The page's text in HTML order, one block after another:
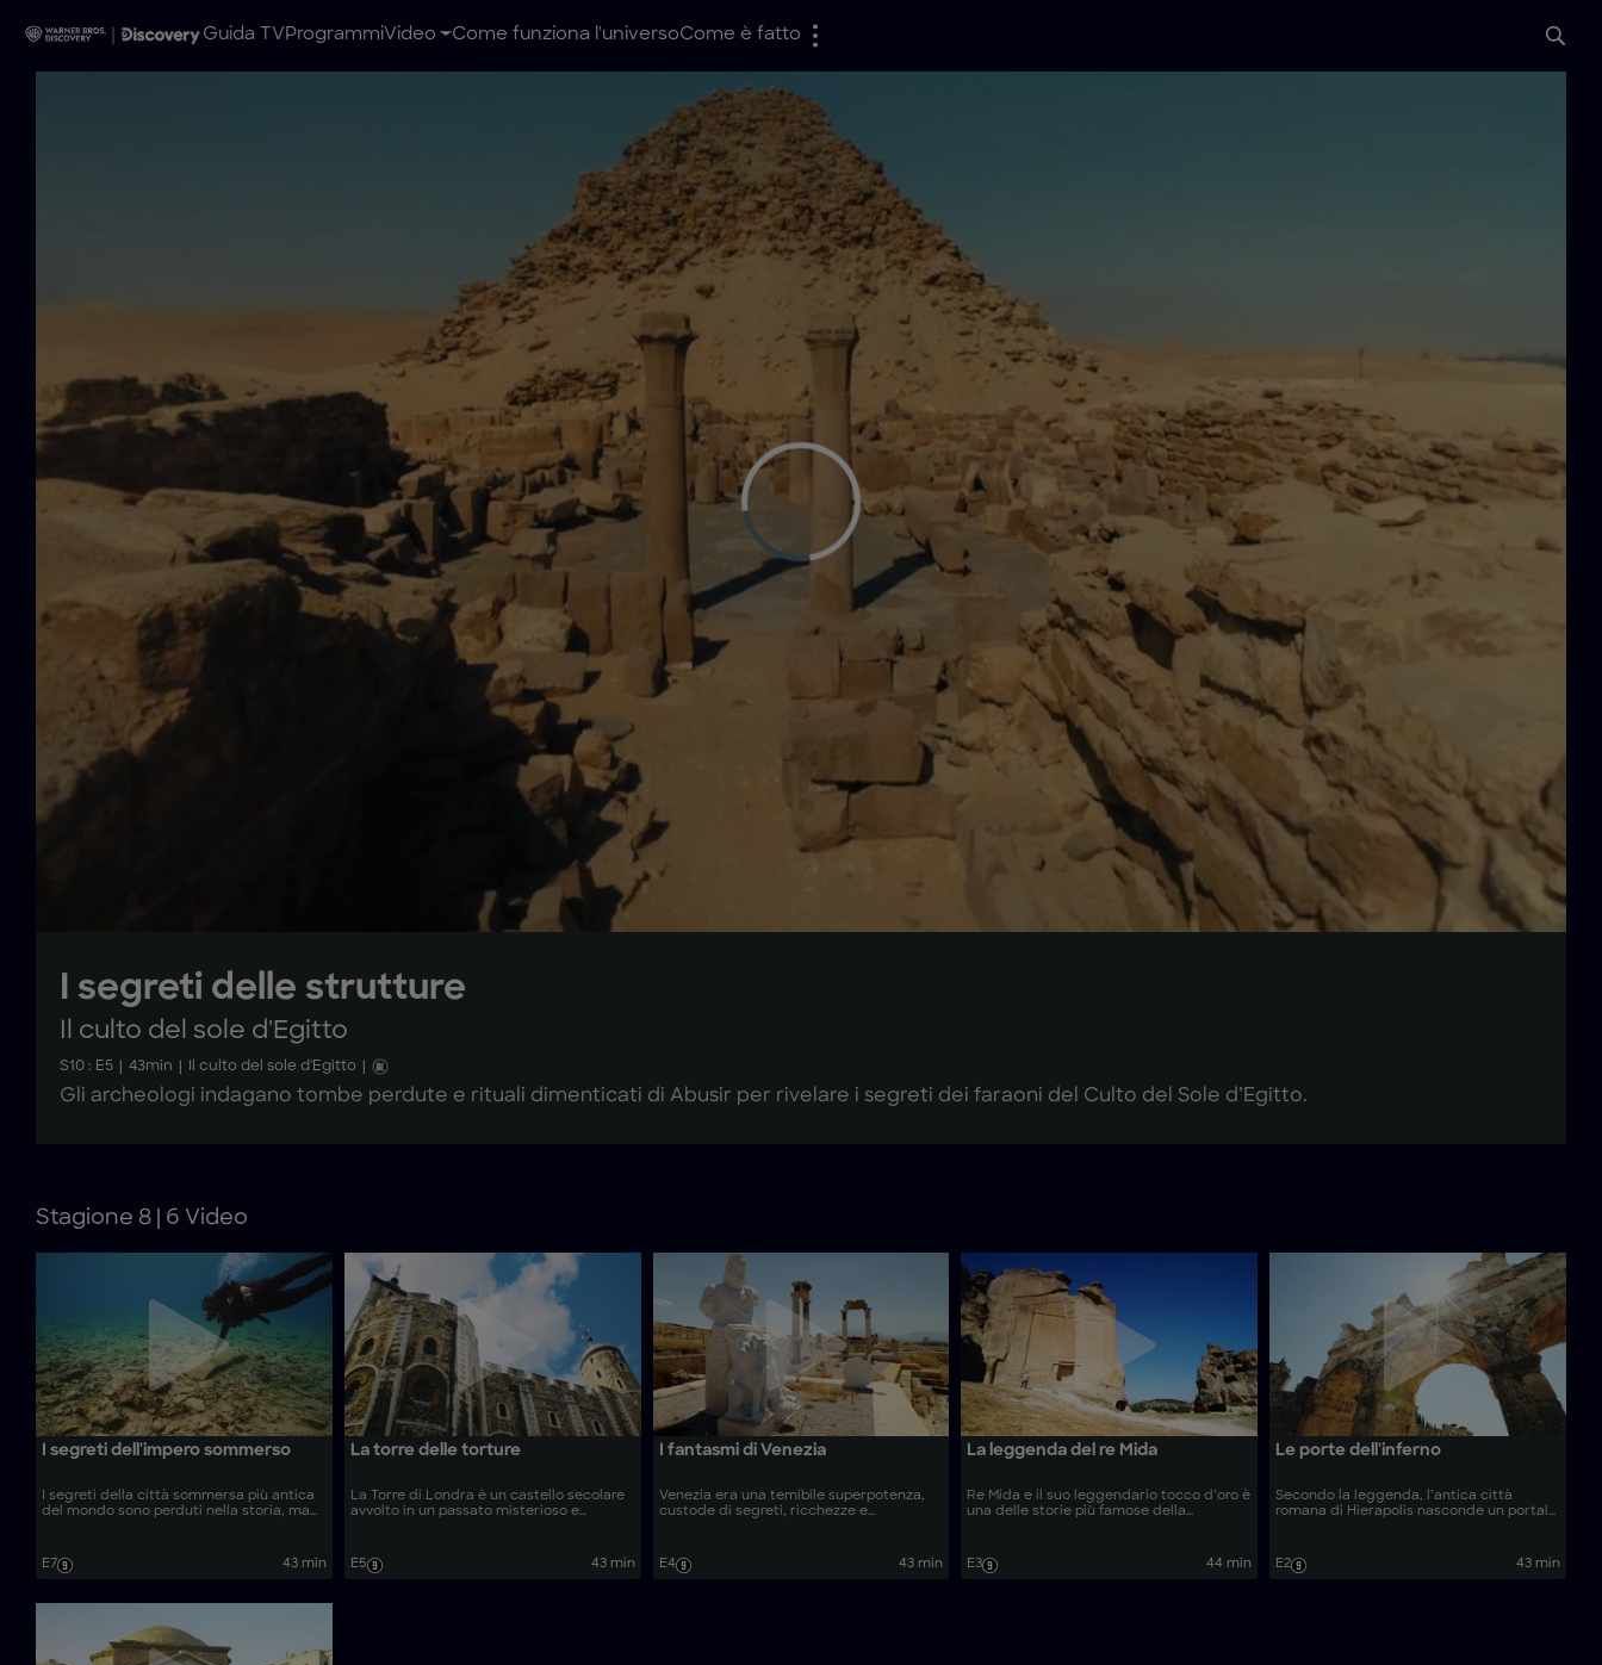
Guida TVProgrammiVideo Come funziona l'universoCome è fatto
I segreti delle strutture
Il culto del sole d'Egitto
S10 : E5 43min Il culto del sole d'Egitto
Gli archeologi indagano tombe perdute e rituali dimenticati di Abusir per rivelare i segreti dei faraoni del Culto del Sole d’Egitto.
Stagione 8 | 6 Video
I segreti dell'impero sommerso
I segreti della città sommersa più antica
del mondo sono perduti nella storia, ma
esperti esplorano rovine sommerse e
rivelano nuove scoperte su uno dei primi
E7 43 min
La torre delle torture
La Torre di Londra è un castello secolare
avvolto in un passato misterioso e
sia trasformato in una prigione
famigerata, intrisa di sangue e intrighi.
E5 43 min
I fantasmi di Venezia
Venezia era una temibile superpotenza,
custode di segreti, ricchezze e
acustico per scoprire le antiche
fondamenta della città e rivelare come
E4 43 min
La leggenda del re Mida
Re Mida e il suo leggendario tocco d’oro è
una delle storie più famose della
addentrano nei misteriosi tumuli antichi
per indagare la verità dietro il mito.
E3 44 min
Le porte dell'inferno
Secondo la leggenda, l’antica città
romana di Hierapolis nasconde un portale
accesso per indagare la verità mortale
dietro questi miti infernali.
E2 43 min